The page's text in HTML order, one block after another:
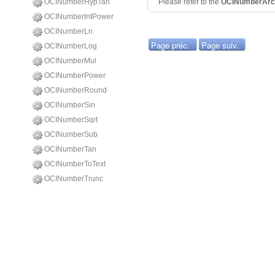
OCINumberHypTan
OCINumberIntPower
OCINumberLn
OCINumberLog
OCINumberMul
OCINumberPower
OCINumberRound
OCINumberSin
OCINumberSqrt
OCINumberSub
OCINumberTan
OCINumberToText
OCINumberTrunc
Please refer to the
Page préc. Page suiv.